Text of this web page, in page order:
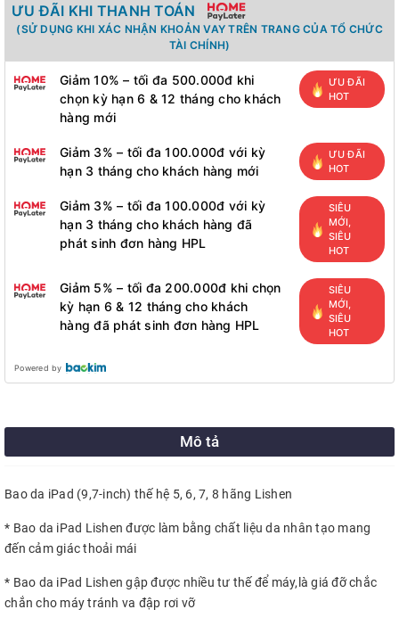
ƯU ĐÃI KHI THANH TOÁN
(SỬ DỤNG KHI XÁC NHẬN KHOẢN VAY TRÊN TRANG CỦA TỔ CHỨC
TÀI CHÍNH)
Giảm 10% – tối đa 500.000đ khi
chọn kỳ hạn 6 & 12 tháng cho khách
hàng mới
ƯU ĐÃI
HOT
Giảm 3% – tối đa 100.000đ với kỳ
hạn 3 tháng cho khách hàng mới
ƯU ĐÃI
HOT
Giảm 3% – tối đa 100.000đ với kỳ
hạn 3 tháng cho khách hàng đã
phát sinh đơn hàng HPL
SIÊU
MỚI,
SIÊU
HOT
Giảm 5% – tối đa 200.000đ khi chọn
kỳ hạn 6 & 12 tháng cho khách
hàng đã phát sinh đơn hàng HPL
SIÊU
MỚI,
SIÊU
HOT
Powered by
Mô tả
Bao da iPad (9,7-inch) thế hệ 5, 6, 7, 8 hãng Lishen
* Bao da iPad Lishen được làm bằng chất liệu da nhân tạo mang
đến cảm giác thoải mái
* Bao da iPad Lishen gập được nhiều tư thế để máy,là giá đỡ chắc
chắn cho máy tránh va đập rơi vỡ